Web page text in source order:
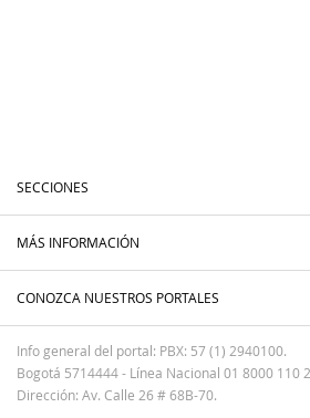
SECCIONES
MÁS INFORMACIÓN
CONOZCA NUESTROS PORTALES
Info general del portal: PBX: 57 (1) 2940100.
Bogotá 5714444 - Línea Nacional 01 8000 110
Dirección: Av. Calle 26 # 68B-70.